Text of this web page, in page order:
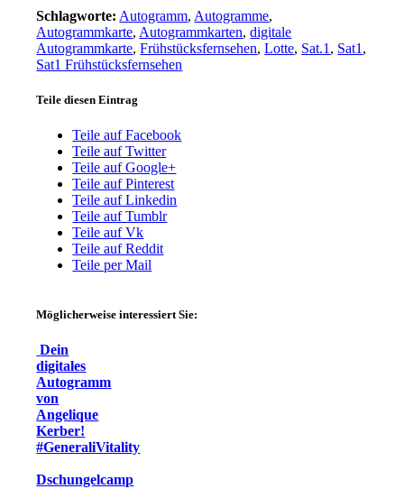
Schlagworte: Autogramm, Autogramme,
Autogrammkarte, Autogrammkarten,digitale
Autogrammkarte,Frühstücksfernsehen,Lotte, Sat.1 , Sat1 ,
Sat1 Frühstücksfernsehen
Teile diesen Eintrag
Teile auf Facebook
Teile auf Twitter
Teile auf Google+
Teile auf Pinterest
Teile auf Linkedin
Teile auf Tumblr
Teile auf Vk
Teile auf Reddit
Teile per Mail
Möglicherweise interessiert Sie:
Dein
digitales
Autogramm
von
Angelique
Kerber!
#GeneraliVitality
Dschungelcamp